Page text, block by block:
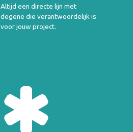
Altijd een directe lijn met
degene die verantwoordelijk is
voor jouw project.